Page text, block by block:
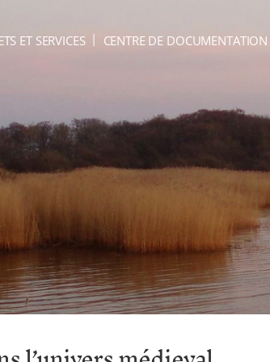
ET SERVICES CENTRE DE DOCUMENTATION